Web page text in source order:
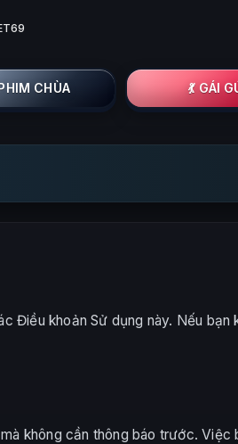
CHÙA 💃 GÁI
khoản Sử dụng này. Nếu
không cần thông báo trước.